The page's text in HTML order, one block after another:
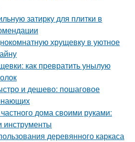
затирку для плитки в
хрущевку в уютное
как превратить унылую
и дешево: пошаговое
дома своими руками:
деревянного каркаса